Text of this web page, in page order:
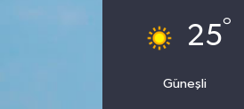
25°
Güneşli